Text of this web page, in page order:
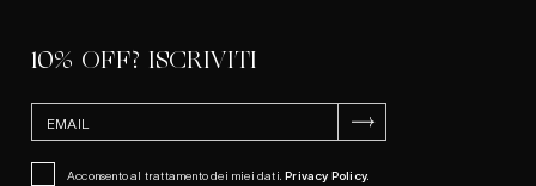
10% OFF? ISCRIVITI
Acconsento al trattamento dei miei dati.Privacy Policy